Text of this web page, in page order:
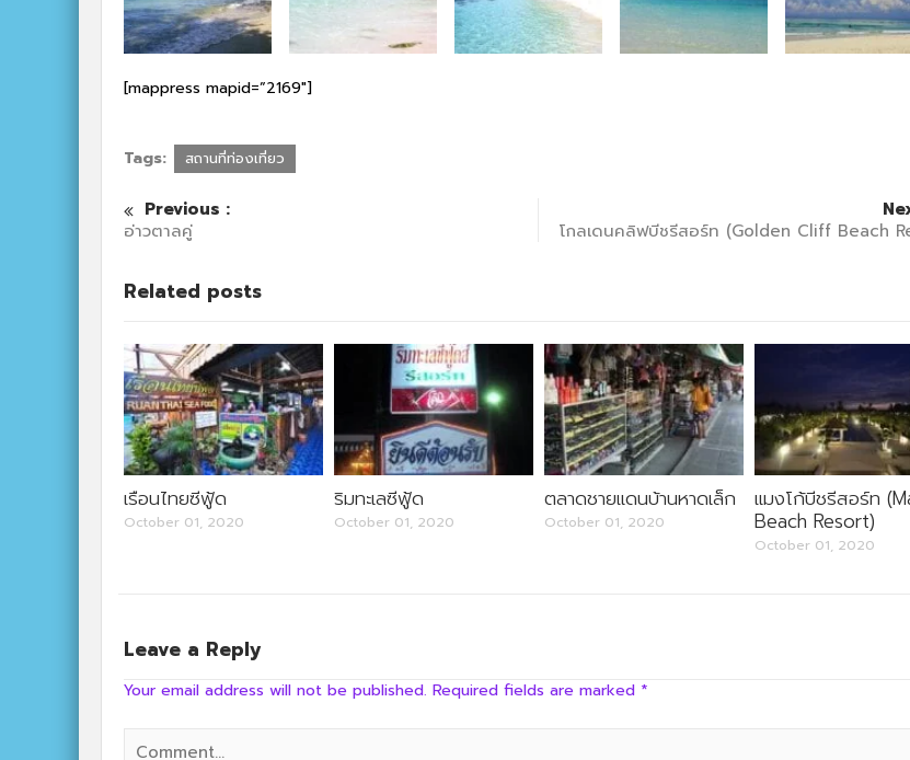
[mappress mapid=”2169″]
Tags: สถานที่ท่องเที่ยว
Previous :
อ่าวตาลคู่
โกลเดนคลิฟบีชรีสอร์ท (Golden Cliff Beach
Related posts
เรือนไทยซีฟู้ด
October 01, 2020
ริมทะเลซีฟู้ด
October 01, 2020
ตลาดชายแดนบ้านหาดเล็ก
October 01, 2020
แมงโก้บีชรีสอร์ท
Beach Resort)
October 01, 2020
Leave a Reply
Your email address will not be published. Required fields are marked *